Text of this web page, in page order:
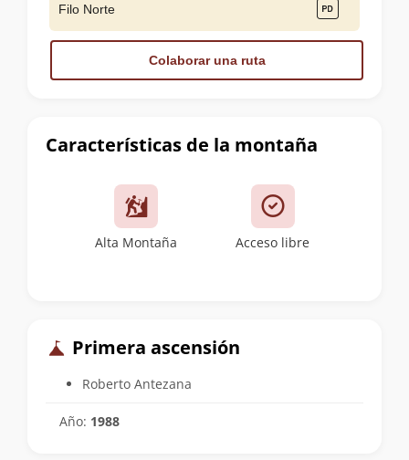
Características de la montaña
Alta Montaña Acceso libre
Primera ascensión
Roberto Antezana
Año: 1988
Filo Norte
Colaborar una ruta